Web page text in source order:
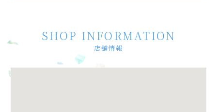
SHOP INFORMATION
店舗情報